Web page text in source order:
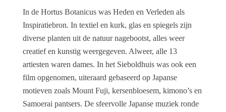
In de Hortus Botanicus was Heden en Verleden als
Inspiratiebron. In textiel en kurk, glas en spiegels zijn
diverse planten uit de natuur nagebootst, alles weer
creatief en kunstig weergegeven. Alweer, alle 13
artiesten waren dames. In het Sieboldhuis was ook een
film opgenomen, uiteraard gebaseerd op Japanse
motieven zoals Mount Fuji, kersenbloesem, kimono’s en
Samoerai pantsers. De sfeervolle Japanse muziek ronde